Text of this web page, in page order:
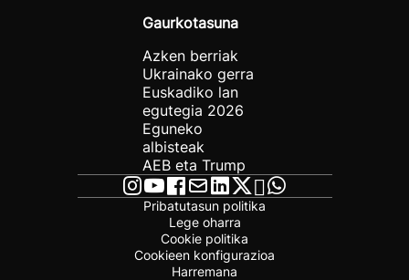
Gaurkotasuna
Azken berriak
Ukrainako gerra
Euskadiko lan
egutegia 2026
Eguneko
albisteak
AEB eta Trump
Pribatutasun politika
Lege oharra
Cookie politika
Cookieen konfigurazioa
Harremana